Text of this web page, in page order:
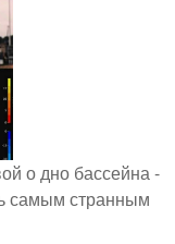
о дно бассейна -
самым странным